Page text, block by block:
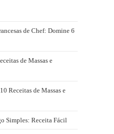
de Chef: Domine 6
de Massas e
Receitas de Massas e
Simples: Receita Fácil